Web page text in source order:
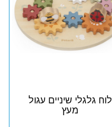
לוח גלגלי שיניים עגול
מעץ